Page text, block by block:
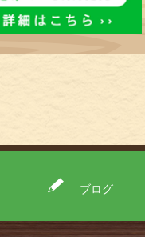
ブログ